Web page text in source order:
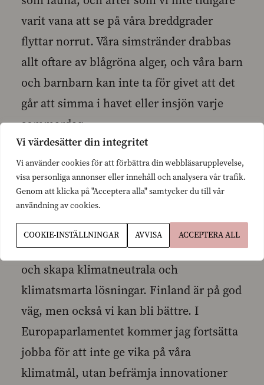
Vi värdesätter din integritet
Vi använder cookies för att förbättra din webbläsarupplevelse,
visa personliga annonser eller innehåll och analysera vår trafik.
Genom att klicka på "Acceptera alla" samtycker du till vår
användning av cookies.
COOKIE-INSTÄLLNINGAR AVVISA ACCEPTERA ALL
varit vana att se på våra breddgrader
flyttar norrut. Våra simstränder drabbas
allt oftare av blågröna alger, och våra barn
och barnbarn kan inte ta för givet att det
går att simma i havet eller insjön varje
sommardag.
Vad behöver vi då göra? Jo, det är solklart
att vi måste fortsätta jobba för den gröna
omställningen, att fasa ut fossila bränslen
och skapa klimatneutrala och
klimatsmarta lösningar. Finland är på god
väg, men också vi kan bli bättre. I
Europaparlamentet kommer jag fortsätta
jobba för att inte ge vika på våra
klimatmål, utan befrämja innovationer